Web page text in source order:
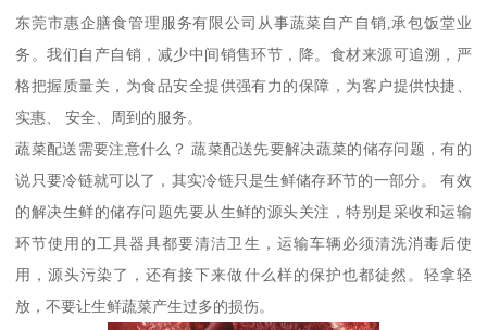
东莞市惠企膳食管理服务有限公司从事蔬菜自产自销,承包饭堂业
务。我们自产自销，减少中间销售环节，降。食材来源可追溯，严
格把握质量关，为食品安全提供强有力的保障，为客户提供快捷、
实惠、 安全、周到的服务。
蔬菜配送需要注意什么？ 蔬菜配送先要解决蔬菜的储存问题，有的
说只要冷链就可以了，其实冷链只是生鲜储存环节的一部分。 有效
的解决生鲜的储存问题先要从生鲜的源头关注，特别是采收和运输
环节使用的工具器具都要清洁卫生，运输车辆必须清洗消毒后使
用，源头污染了，还有接下来做什么样的保护也都徒然。轻拿轻
放，不要让生鲜蔬菜产生过多的损伤。